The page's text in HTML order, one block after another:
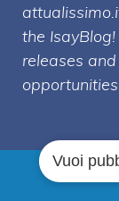
the
releases
Vuoi